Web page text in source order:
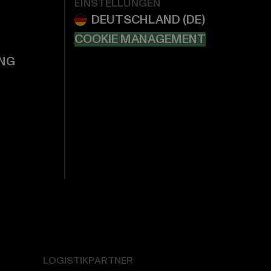
EINSTELLUNGEN
COOKIE MANAGEMENT
LOGISTIKPARTNER